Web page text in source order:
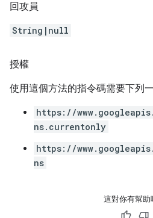
回攻員
String|null
授權
使用這個方法的指令碼需要下列
https://
ns.currentonly
https://
ns
這對你有幫助